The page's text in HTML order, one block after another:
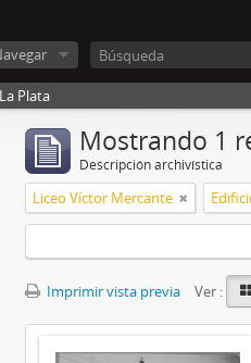
Plata
Mostrando 1
Descripción archivística
Liceo Víctor Mercante
Imprimir vista previa Ver :